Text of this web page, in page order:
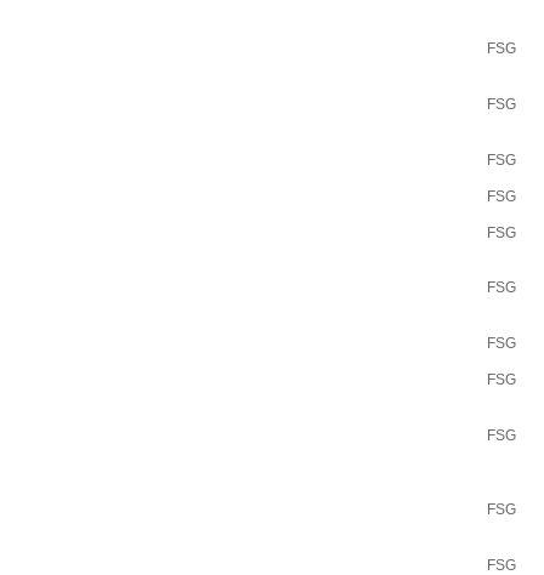
FSG
FSG
FSG
FSG
FSG
FSG
FSG
FSG
FSG
FSG
FSG